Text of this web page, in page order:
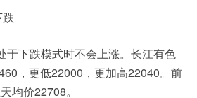
于下跌模式时不会上涨。长江有色
，更低22000，更加高22040。前
均价22708。